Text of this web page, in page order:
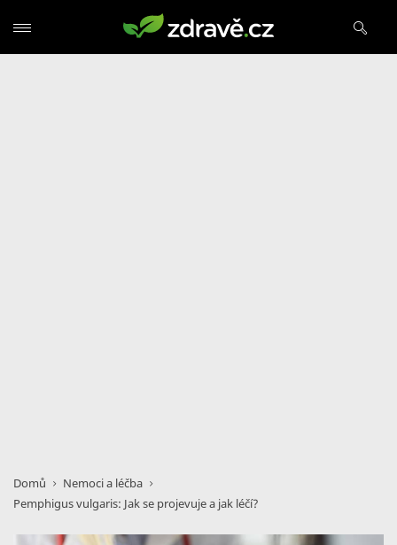
Domů
Nemoci a léčba
Pemphigus vulgaris: Jak se projevuje a jak léčí?